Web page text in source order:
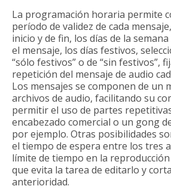
La programación horaria permite
período de validez de cada
inicio y de fin, los días de la
el mensaje, los días festivos,
“sólo festivos” o de “sin festivos”,
repetición del mensaje de audio
Los mensajes se componen de un
archivos de audio, facilitando su
permitir el uso de partes
encabezado comercial o un gong
por ejemplo. Otras posibilidades
el tiempo de espera entre los tres
límite de tiempo en la reproducción
que evita la tarea de editarlo y
anterioridad.